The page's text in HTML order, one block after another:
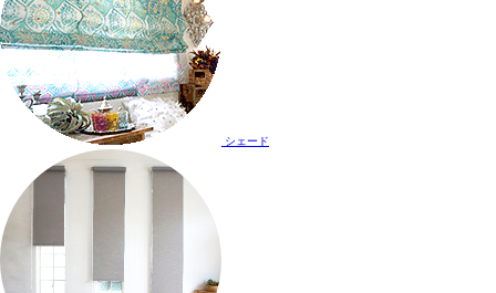
シェード